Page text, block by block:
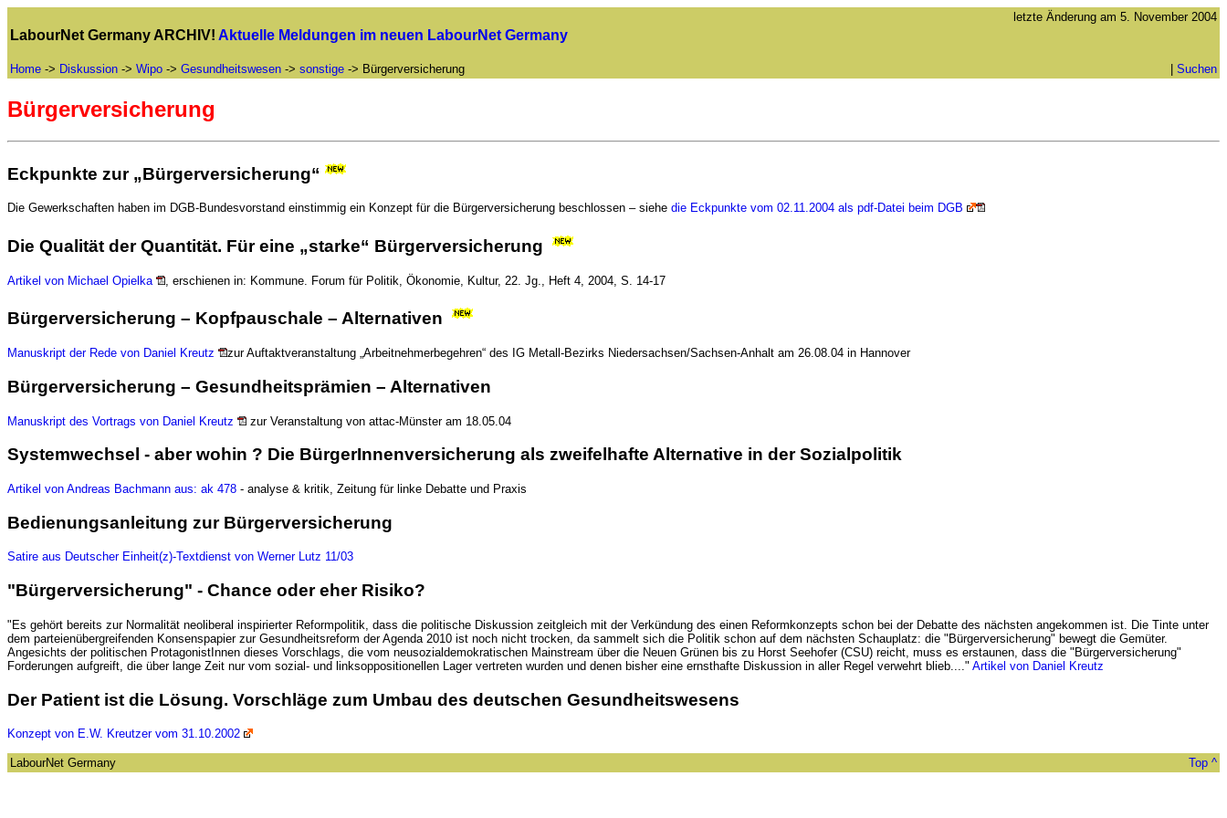
letzte Änderung am 5. November 2004
LabourNet Germany ARCHIV! Aktuelle Meldungen im neuen LabourNet Germany
Home -> Diskussion -> Wipo -> Gesundheitswesen -> sonstige -> Bürgerversicherung Suchen
Bürgerversicherung
Eckpunkte zur „Bürgerversicherung“
Die Gewerkschaften haben im DGB-Bundesvorstand einstimmig ein Konzept für die Bürgerversicherung beschlossen – siehe die Eckpunkte vom 02.11.2004 als pdf-Datei beim DGB
Die Qualität der Quantität. Für eine „starke“ Bürgerversicherung
Artikel von Michael Opielka , erschienen in: Kommune. Forum für Politik, Ökonomie, Kultur, 22. Jg., Heft 4, 2004, S. 14-17
Bürgerversicherung – Kopfpauschale – Alternativen
Manuskript der Rede von Daniel Kreutz zur Auftaktveranstaltung „Arbeitnehmerbegehren“ des IG Metall-Bezirks Niedersachsen/Sachsen-Anhalt am 26.08.04 in Hannover
Bürgerversicherung – Gesundheitsprämien – Alternativen
Manuskript des Vortrags von Daniel Kreutz zur Veranstaltung von attac-Münster am 18.05.04
Systemwechsel - aber wohin ? Die BürgerInnenversicherung als zweifelhafte Alternative in der Sozialpolitik
Artikel von Andreas Bachmann aus: ak 478 - analyse & kritik, Zeitung für linke Debatte und Praxis
Bedienungsanleitung zur Bürgerversicherung
Satire aus Deutscher Einheit(z)-Textdienst von Werner Lutz 11/03
"Bürgerversicherung" - Chance oder eher Risiko?
"Es gehört bereits zur Normalität neoliberal inspirierter Reformpolitik, dass die politische Diskussion zeitgleich mit der Verkündung des einen Reformkonzepts schon bei der Debatte des nächsten angekommen ist. Die Tinte unter
dem parteienübergreifenden Konsenspapier zur Gesundheitsreform der Agenda 2010 ist noch nicht trocken, da sammelt sich die Politik schon auf dem nächsten Schauplatz: die "Bürgerversicherung" bewegt die Gemüter.
Angesichts der politischen ProtagonistInnen dieses Vorschlags, die vom neusozialdemokratischen Mainstream über die Neuen Grünen bis zu Horst Seehofer (CSU) reicht, muss es erstaunen, dass die "Bürgerversicherung"
Forderungen aufgreift, die über lange Zeit nur vom sozial- und linksoppositionellen Lager vertreten wurden und denen bisher eine ernsthafte Diskussion in aller Regel verwehrt blieb...." Artikel von Daniel Kreutz
Der Patient ist die Lösung. Vorschläge zum Umbau des deutschen Gesundheitswesens
Konzept von E.W. Kreutzer vom 31.10.2002
LabourNet Germany Top ^